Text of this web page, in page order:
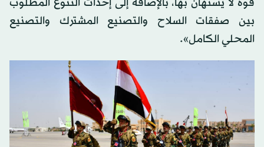
قوة لا يستهان بها، بالإضافة إلى إحداث التنوع المطلوب
بين صفقات السلاح والتصنيع المشترك والتصنيع
المحلي الكامل».